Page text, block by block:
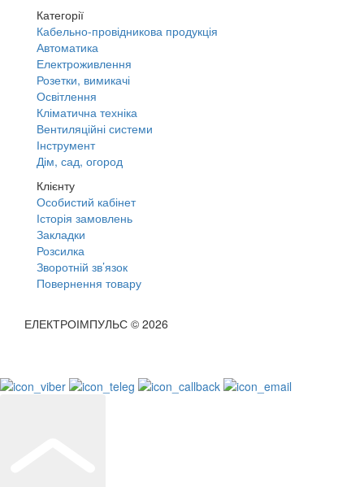
Категорії
Кабельно-провідникова продукція
Автоматика
Електроживлення
Розетки, вимикачі
Освітлення
Кліматична техніка
Вентиляційні системи
Інструмент
Дім, сад, огород
Клієнту
Особистий кабінет
Історія замовлень
Закладки
Розсилка
Зворотній зв’язок
Повернення товару
ЕЛЕКТРОІМПУЛЬС © 2026